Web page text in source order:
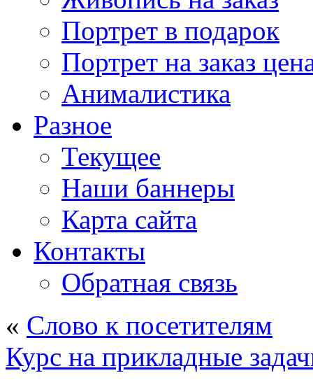
Портрет в подарок
Портрет на заказ
Анималистика
Разное
Текущее
Наши баннеры
Карта сайта
Контакты
Обратная связь
« Слово к посетителям
Курс на прикладные